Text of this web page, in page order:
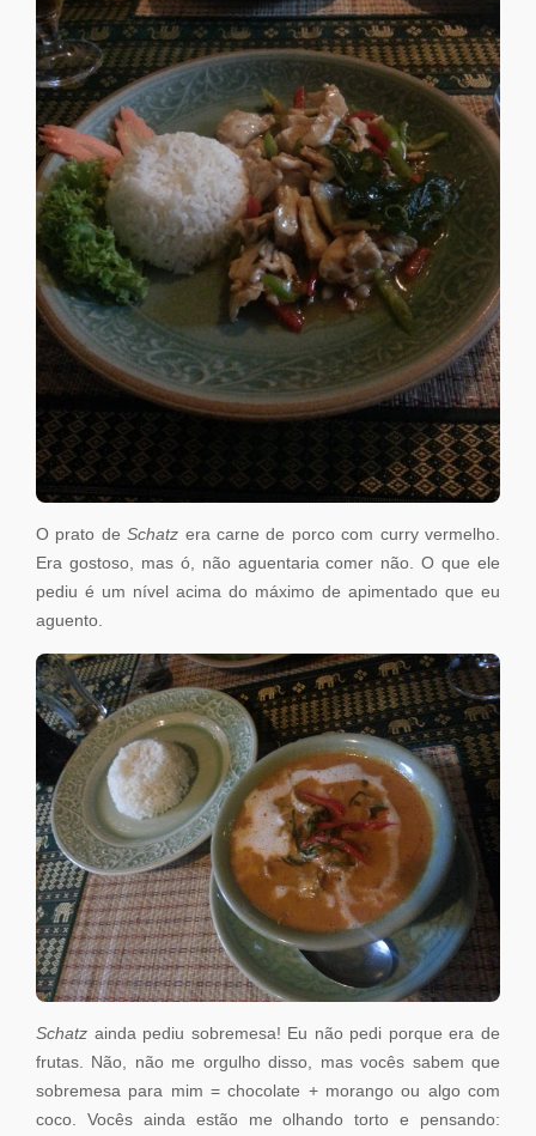
O prato deSchatz era carne de porco com curry vermelho.
Era gostoso, mas ó, não aguentaria comer não. O que ele
pediu é um nível acima do máximo de apimentado que eu
aguento.
Schatz ainda pediu sobremesa! Eu não pedi porque era de
frutas. Não, não me orgulho disso, mas vocês sabem que
sobremesa para mim = chocolate + morango ou algo com
coco. Vocês ainda estão me olhando torto e pensando: